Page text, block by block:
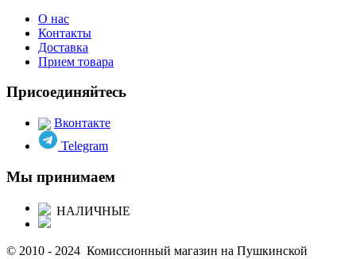
О нас
Контакты
Доставка
Прием товара
Присоединяйтесь
Вконтакте
Telegram
Мы принимаем
НАЛИЧНЫЕ
© 2010 - 2024 Комиссионный магазин на Пушкинской